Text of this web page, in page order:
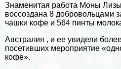
Знаменитая работа Моны
воссоздана 8 добровольцами
чашки кофе и 564 пинты
Австралия , и ее увидели
посетивших мероприятие
кофе».